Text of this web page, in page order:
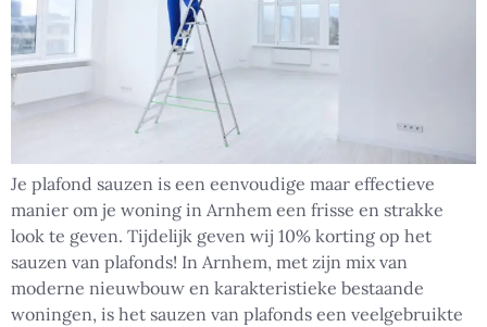
Je plafond sauzen is een eenvoudige maar effectieve
manier om je woning in Arnhem een frisse en strakke
look te geven. Tijdelijk geven wij 10% korting op het
sauzen van plafonds! In Arnhem, met zijn mix van
moderne nieuwbouw en karakteristieke bestaande
woningen, is het sauzen van plafonds een veelgebruikte